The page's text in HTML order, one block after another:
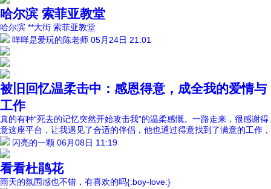
哈尔滨 索菲亚教堂
哈尔滨 **大街 索菲亚教堂
咩咩是爱玩的陈老师 05月24日 21:01
被旧回忆温柔击中：感恩得意，成全我的爱情与
工作
真的有种“死去的记忆突然开始攻击我”的温柔感慨。一路走来，很感谢得
意这座平台，让我遇见了合适的伴侣，他也通过得意找到了满意的工作，
闪亮的一颗 06月08日 11:19
看看杜鹃花
雨天的氛围感也不错，有喜欢的吗{:boy-love:}